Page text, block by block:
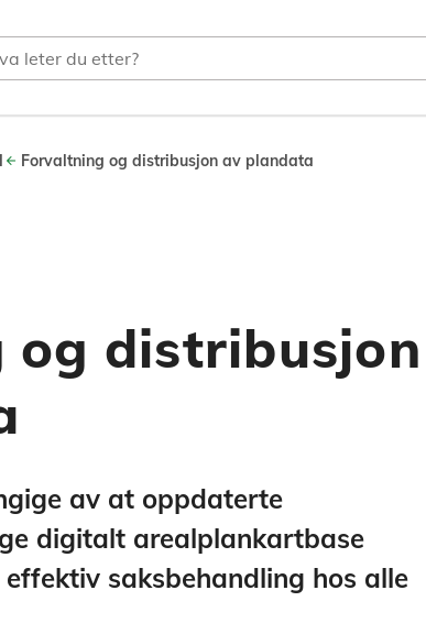
Forvaltning og distribusjon av plandata
og distribusjon
av at oppdaterte
digitalt arealplankartbase
saksbehandling hos alle